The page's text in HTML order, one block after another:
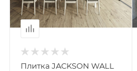
Плитка JACKSON WALL